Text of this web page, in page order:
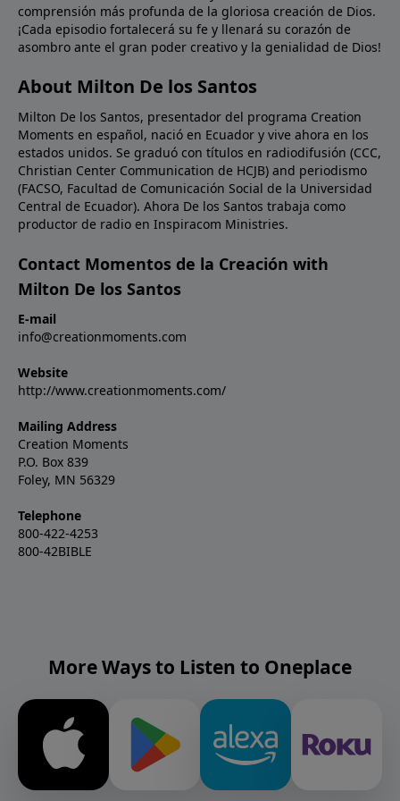
palabras de Jesús a Nicodemo, si la Biblia nos habla
de cosas terrenales y no las creemos, ¿cómo
podremos creer en la Biblia cuando nos habla de las
cosas celestiales?Oración: Señor, creemos; ayuda
nuestra incredulidad. Llénanos de un nuevo aprecio
por Tu Palabra para que podamos ser instruidos por
Ti en toda verdad. En Nombre de Cristo Jesús.
Amén.Imagen: Isaac Newton's experiment on light.
comprensión más profunda de la gloriosa creación de Dios.
¡Cada episodio fortalecerá su fe y llenará su corazón de
asombro ante el gran poder creativo y la genialidad de Dios!
About Milton De los Santos
Milton De los Santos, presentador del programa Creation
Moments en español, nació en Ecuador y vive ahora en los
estados unidos. Se graduó con títulos en radiodifusión (CCC,
Christian Center Communication de HCJB) and periodismo
(FACSO, Facultad de Comunicación Social de la Universidad
Central de Ecuador). Ahora De los Santos trabaja como
productor de radio en Inspiracom Ministries.
Contact Momentos de la Creación with
Milton De los Santos
E-mail
info@creationmoments.com
Website
http://www.creationmoments.com/
Mailing Address
Creation Moments
P.O. Box 839
Foley, MN 56329
Telephone
800-422-4253
800-42BIBLE
More Ways to Listen to Oneplace